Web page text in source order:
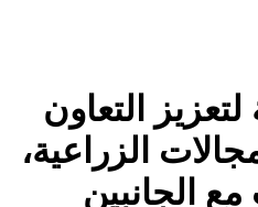
التعاون
الزراعية،
الجانبين